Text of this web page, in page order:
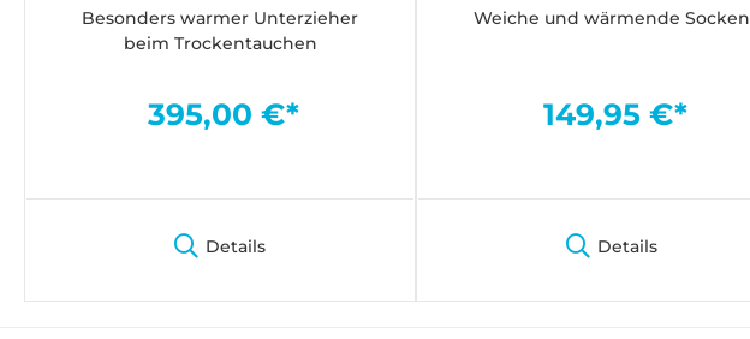
Besonders warmer Unterzieher
beim Trockentauchen
395,00 €*
Details
Weiche und wärmende Socken
149,95 €*
Details